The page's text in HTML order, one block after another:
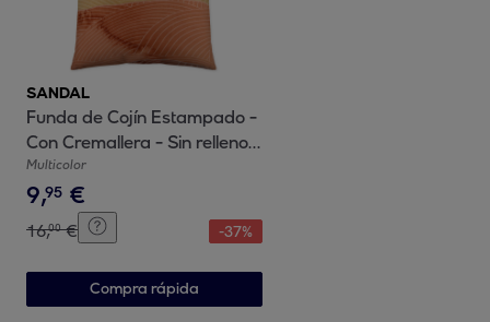
SANDAL
Funda de Cojín Estampado -
Con Cremallera - Sin relleno -
100% Algodón - Ocean Terra
Multicolor
9,95 €
16,00 € -37%
Compra rápida